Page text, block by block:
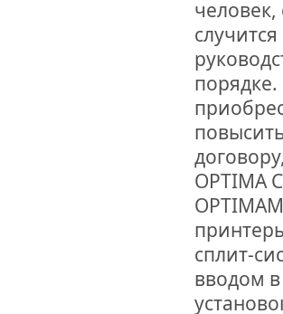
OPTIMA
сплит-
вводом